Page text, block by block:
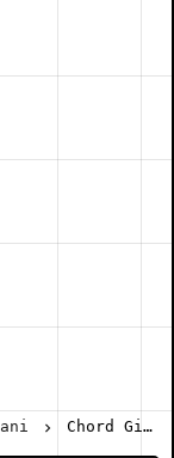
Chord Gitar Jangan Pernah Menyerah - Edward Chen